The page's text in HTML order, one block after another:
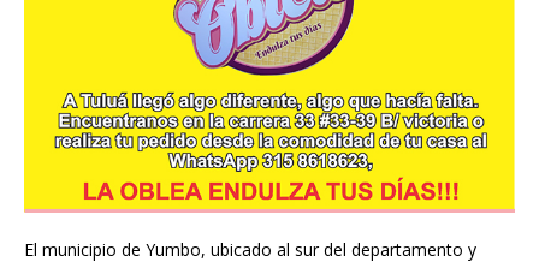
El municipio de Yumbo, ubicado al sur del departamento y